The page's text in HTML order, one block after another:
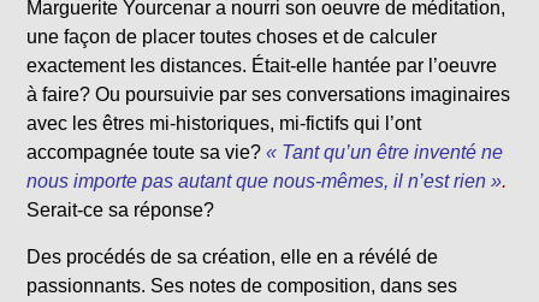
Marguerite Yourcenar a nourri son oeuvre de méditation,
une façon de placer toutes choses et de calculer
exactement les distances. Était-elle hantée par l’oeuvre
à faire? Ou poursuivie par ses conversations imaginaires
avec les êtres mi-historiques, mi-fictifs qui l’ont
accompagnée toute sa vie? « Tant qu’un être inventé ne
nous importe pas autant que nous-mêmes, il n’est rien ».
Serait-ce sa réponse?
Des procédés de sa création, elle en a révélé de
passionnants. Ses notes de composition, dans ses